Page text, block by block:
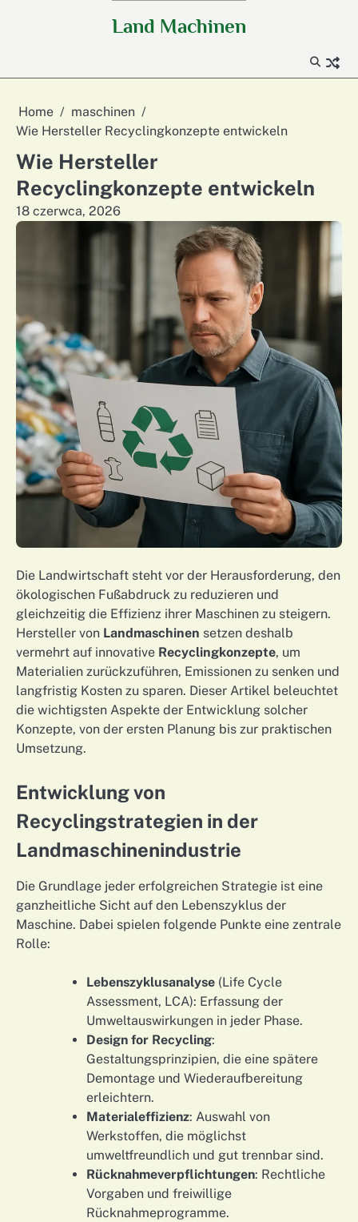
Land Machinen
Home
maschinen
Wie Hersteller Recyclingkonzepte entwickeln
Wie Hersteller
Recyclingkonzepte entwickeln
18 czerwca, 2026
Die Landwirtschaft steht vor der Herausforderung, den
ökologischen Fußabdruck zu reduzieren und
gleichzeitig die Effizienz ihrer Maschinen zu steigern.
Hersteller von Landmaschinen setzen deshalb
vermehrt auf innovative Recyclingkonzepte, um
Materialien zurückzuführen, Emissionen zu senken und
langfristig Kosten zu sparen. Dieser Artikel beleuchtet
die wichtigsten Aspekte der Entwicklung solcher
Konzepte, von der ersten Planung bis zur praktischen
Umsetzung.
Entwicklung von
Recyclingstrategien in der
Landmaschinenindustrie
Die Grundlage jeder erfolgreichen Strategie ist eine
ganzheitliche Sicht auf den Lebenszyklus der
Maschine. Dabei spielen folgende Punkte eine zentrale
Rolle:
Lebenszyklusanalyse (Life Cycle
Assessment, LCA): Erfassung der
Umweltauswirkungen in jeder Phase.
Design for Recycling:
Gestaltungsprinzipien, die eine spätere
Demontage und Wiederaufbereitung
erleichtern.
Materialeffizienz: Auswahl von
Werkstoffen, die möglichst
umweltfreundlich und gut trennbar sind.
Rücknahmeverpflichtungen: Rechtliche
Vorgaben und freiwillige
Rücknahmeprogramme.